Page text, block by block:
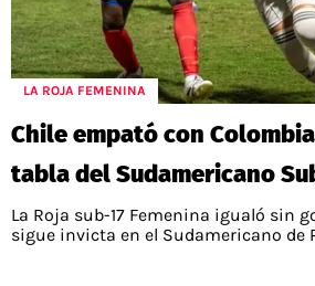
LA ROJA FEMENINA
Chile empató con
tabla del Sudamericano
La Roja sub-17 Femenina igualó sin
sigue invicta en el Sudamericano de